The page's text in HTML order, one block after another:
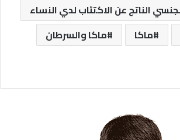
الناتج عن الاكتئاب لدي النساء
ماكا
ماكا والسرطان